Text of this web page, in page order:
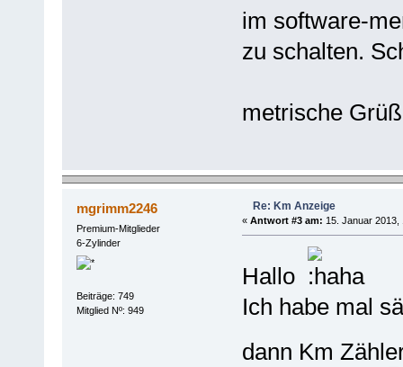
im software-
zu schalten.
metrische
mgrimm2246
Premium-Mitglieder
6-Zylinder
Beiträge: 749
Mitglied Nº: 949
Re: Km Anzeige
« Antwort #3 am: 15. Januar 2013,
Hallo
Ich habe mal
dann Km